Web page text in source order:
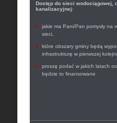
Dostęp do sieci wodociągowej,
kanalizacyjnej:
jakie ma Pani/Pan pomysły na
sieci,
które obszary gminy będą
infrastrukturę w pierwszej
proszę podać w jakich latach
będzie to finansowane